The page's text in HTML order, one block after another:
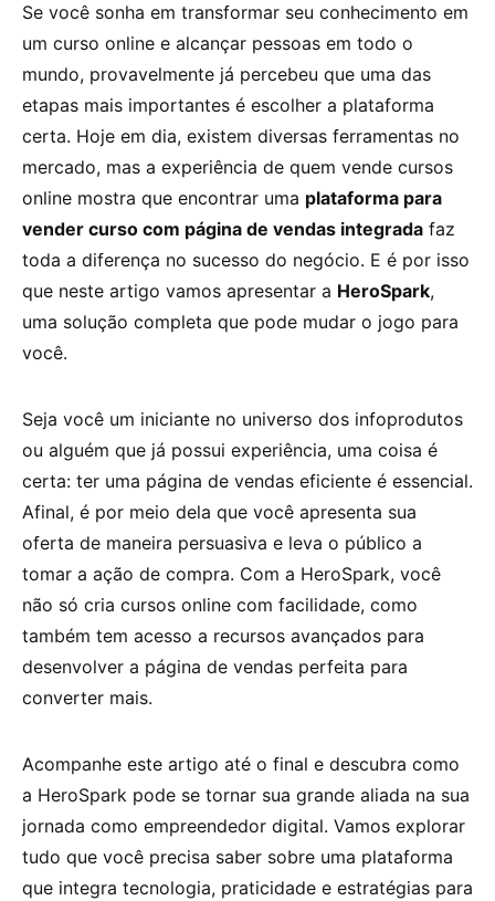
Se você sonha em transformar seu conhecimento em
um curso online e alcançar pessoas em todo o
mundo, provavelmente já percebeu que uma das
etapas mais importantes é escolher a plataforma
certa. Hoje em dia, existem diversas ferramentas no
mercado, mas a experiência de quem vende cursos
online mostra que encontrar uma plataforma para
vender curso com página de vendas integrada faz
toda a diferença no sucesso do negócio. E é por isso
que neste artigo vamos apresentar a HeroSpark,
uma solução completa que pode mudar o jogo para
você.
Seja você um iniciante no universo dos infoprodutos
ou alguém que já possui experiência, uma coisa é
certa: ter uma página de vendas eficiente é essencial.
Afinal, é por meio dela que você apresenta sua
oferta de maneira persuasiva e leva o público a
tomar a ação de compra. Com a HeroSpark, você
não só cria cursos online com facilidade, como
também tem acesso a recursos avançados para
desenvolver a página de vendas perfeita para
converter mais.
Acompanhe este artigo até o final e descubra como
a HeroSpark pode se tornar sua grande aliada na sua
jornada como empreendedor digital. Vamos explorar
tudo que você precisa saber sobre uma plataforma
que integra tecnologia, praticidade e estratégias para